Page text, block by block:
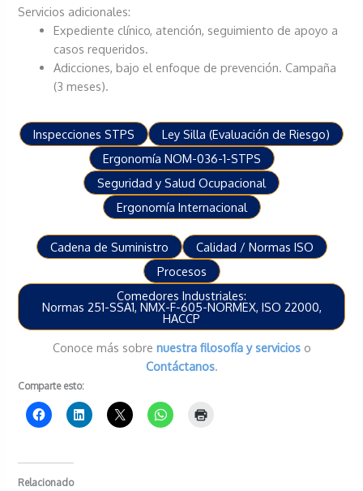
Servicios adicionales:
Expediente clínico, atención, seguimiento de apoyo a
casos requeridos.
Adicciones, bajo el enfoque de prevención. Campaña
(3 meses).
Inspecciones STPS
Ley Silla (Evaluación de Riesgo)
Ergonomía NOM-036-1-STPS
Seguridad y Salud Ocupacional
Ergonomía Internacional
Cadena de Suministro
Calidad / Normas ISO
Procesos
Comedores Industriales:
Normas 251-SSA1, NMX-F-605-NORMEX, ISO 22000,
HACCP
Conoce más sobre nuestra filosofía y servicioso
Contáctanos.
Comparte esto:
Relacionado